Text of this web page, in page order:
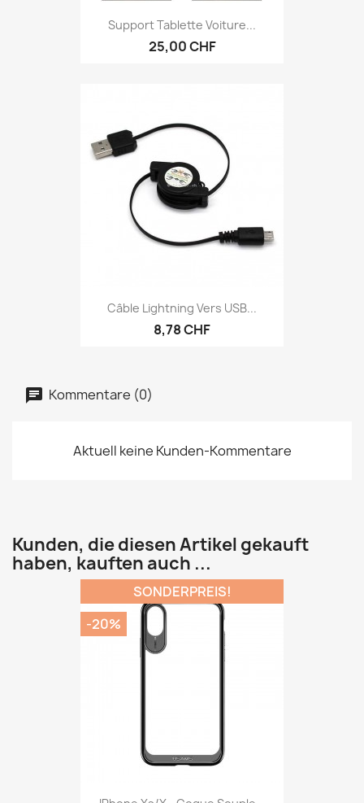
Support Tablette Voiture...
25,00 CHF
Câble Lightning Vers USB...
8,78 CHF
Kommentare (0)
Aktuell keine Kunden-Kommentare
Kunden, die diesen Artikel gekauft
haben, kauften auch ...
SONDERPREIS!
-20%